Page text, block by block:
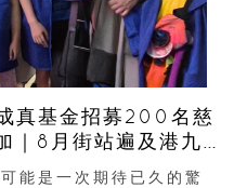
真基金招募200名慈
｜8月街站遍及港九
能是一次期待已久的驚